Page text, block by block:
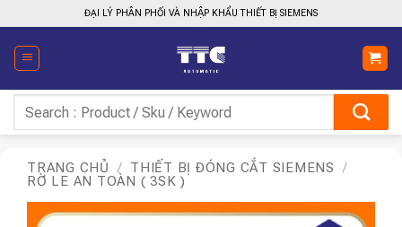
qua
nội
dung
ĐẠI LÝ PHÂN PHỐI VÀ NHẬP KHẨU THIẾT BỊ SIEMENS
kiếm:
TRANG CHỦ / THIẾT BỊ ĐÓNG CẮT SIEMENS
/
RỜ LE AN TOÀN ( 3SK )